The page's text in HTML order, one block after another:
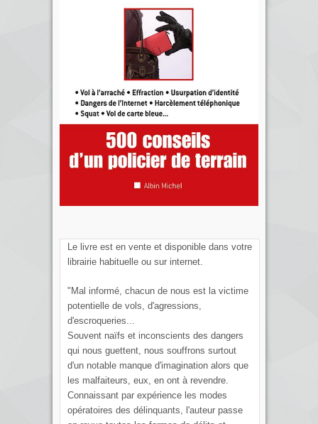
Le livre est en vente et disponible dans votre
librairie habituelle ou sur internet.
"Mal informé, chacun de nous est la victime
potentielle de vols, d'agressions,
d'escroqueries...
Souvent naïfs et inconscients des dangers
qui nous guettent, nous souffrons surtout
d'un notable manque d'imagination alors que
les malfaiteurs, eux, en ont à revendre.
Connaissant par expérience les modes
opératoires des délinquants, l'auteur passe